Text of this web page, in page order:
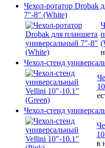
Чехол-ротатор Drobak
7"-8" (White)
Чехол-стенд
Чехол-стенд
в